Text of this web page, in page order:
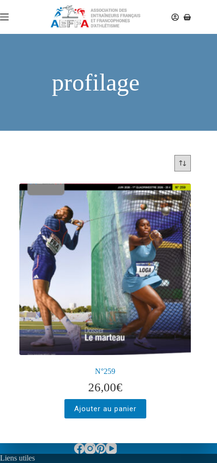
profilage
N°259
26,00€
Ajouter au panier
Liens utiles